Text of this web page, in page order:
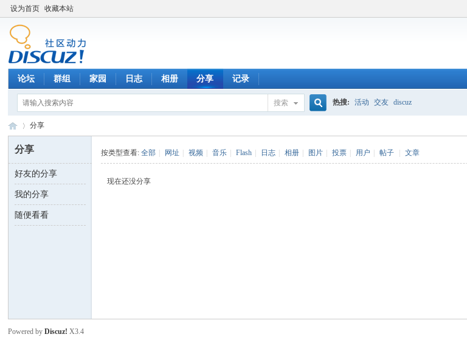
设为首页 收藏本站
论坛 群组 家园 日志 相册 分享 记录
搜索 热搜: 活动 交友 discuz
数 ›
分享
分享
好友的分享
我的分享
随便看看
按类型查看:全部 网址 视频 音乐 Flash 日志 相册 图片 投票 用户 帖子 文章
现在还没分享
Powered byDiscuz! X3.4